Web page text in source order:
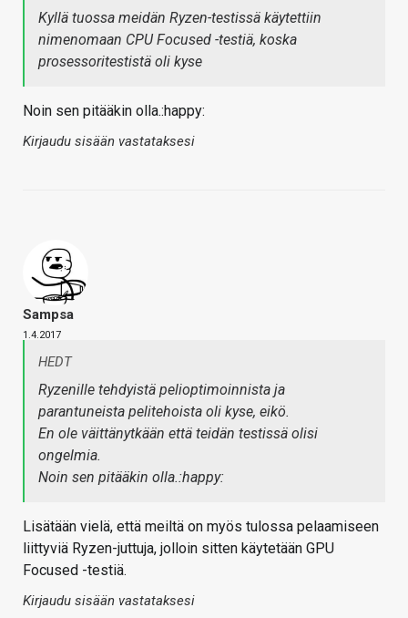
Kyllä tuossa meidän Ryzen-testissä käytettiin
nimenomaan CPU Focused -testiä, koska
prosessoritestistä oli kyse
Noin sen pitääkin olla.:happy:
Kirjaudu sisään vastataksesi
Sampsa
1.4.2017
HEDT
Ryzenille tehdyistä pelioptimoinnista ja
parantuneista pelitehoista oli kyse, eikö.
En ole väittänytkään että teidän testissä olisi
ongelmia.
Noin sen pitääkin olla.:happy:
Lisätään vielä, että meiltä on myös tulossa pelaamiseen
liittyviä Ryzen-juttuja, jolloin sitten käytetään GPU
Focused -testiä.
Kirjaudu sisään vastataksesi